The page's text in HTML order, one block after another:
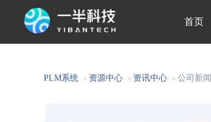
首页
PLM系统 > 资源中心 > 资讯中心 > 公司新闻